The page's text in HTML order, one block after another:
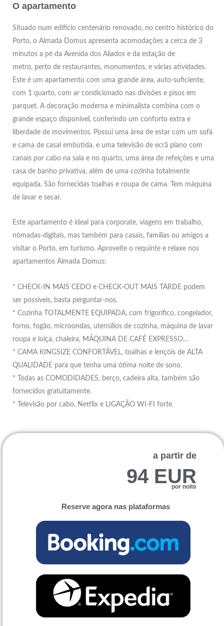
O apartamento
Situado num edifício centenário renovado, no centro histórico do
Porto, o Almada Domus apresenta acomodações a cerca de 3
minutos a pé da Avenida dos Aliados e da estação de
metro, perto de restaurantes, monumentos, e várias atividades.
Este é um apartamento com uma grande área, auto-suficiente,
com 1 quarto, com ar condicionado nas divisões e pisos em
parquet. A decoração moderna e minimalista combina com o
grande espaço disponível, conferindo um conforto extra e
liberdade de movimentos. Possui uma área de estar com um sofá
e cama de casal embutida, e uma televisão de ecrã plano com
canais por cabo na sala e no quarto, uma área de refeições e uma
casa de banho privativa, além de uma cozinha totalmente
equipada. São fornecidas toalhas e roupa de cama. Tem máquina
de lavar e secar.
Este apartamento é ideal para corporate, viagens em trabalho,
nómadas-digitais, mas também para casais, famílias ou amigos a
visitar o Porto, em turismo. Aproveite o requinte e relaxe nos
apartamentos Almada Domus:
* CHECK-IN MAIS CEDO e CHECK-OUT MAIS TARDE podem
ser possíveis, basta perguntar-nos.
* Cozinha TOTALMENTE EQUIPADA, com frigorífico, congelador,
forno, fogão, microondas, utensílios de cozinha, máquina de lavar
roupa e loiça, chaleira, MÁQUINA DE CAFÉ EXPRESSO…
* CAMA KINGSIZE CONFORTÁVEL, toalhas e lençóis de ALTA
QUALIDADE para que tenha uma ótima noite de sono.
* Todas as COMODIDADES, berço, cadeira alta, também são
fornecidos gratuitamente.
* Televisão por cabo, Netflix e LIGAÇÃO WI-FI forte.
a partir de
94 EUR
por noite
Reserve agora nas plataformas